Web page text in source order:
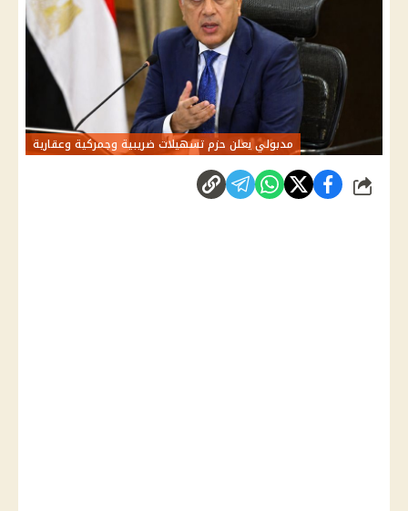
مدبولي يعلن حزم تسهيلات ضريبية وجمركية وعقارية
شارك